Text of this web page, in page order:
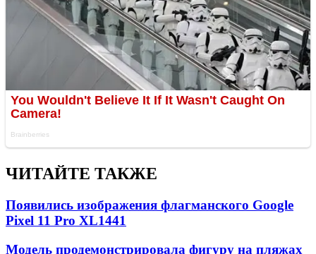
ЧИТАЙТЕ ТАКЖЕ
Появились изображения флагманского Google
Pixel 11 Pro XL1441
Модель продемонстрировала фигуру на пляжах